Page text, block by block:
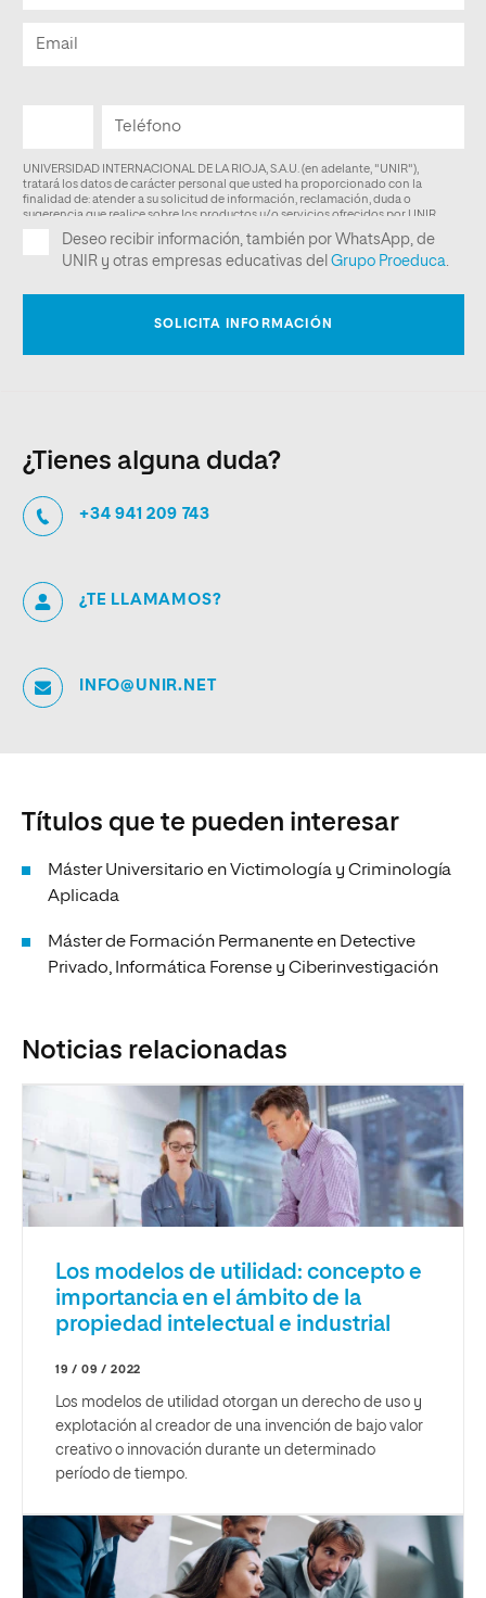
¿Tienes alguna duda?
+34 941 209 743
¿TE LLAMAMOS?
INFO@UNIR.NET
Títulos que te pueden interesar
Máster Universitario en Victimología y Criminología
Aplicada
Máster de Formación Permanente en Detective
Privado, Informática Forense y Ciberinvestigación
Noticias relacionadas
Los modelos de utilidad: concepto e
importancia en el ámbito de la
propiedad intelectual e industrial
19 / 09 / 2022
Los modelos de utilidad otorgan un derecho de uso y
explotación al creador de una invención de bajo valor
creativo o innovación durante un determinado
período de tiempo.